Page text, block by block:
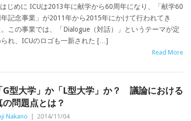
じめに ICUは2013年に献学から60周年になり、「献学60
年記念事業」が2011年から2015年にかけて行われてき
。この事業では、「Dialogue（対話）」というテーマが定
れ、ICUのロゴも一新された […]
Read More
G型大学」か「L型大学」か？ 議論における
の問題点とは？
Nakano 2014/11/04